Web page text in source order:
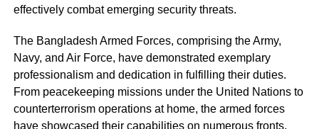
effectively combat emerging security threats.
The Bangladesh Armed Forces, comprising the Army,
Navy, and Air Force, have demonstrated exemplary
professionalism and dedication in fulfilling their duties.
From peacekeeping missions under the United Nations to
counterterrorism operations at home, the armed forces
have showcased their capabilities on numerous fronts.